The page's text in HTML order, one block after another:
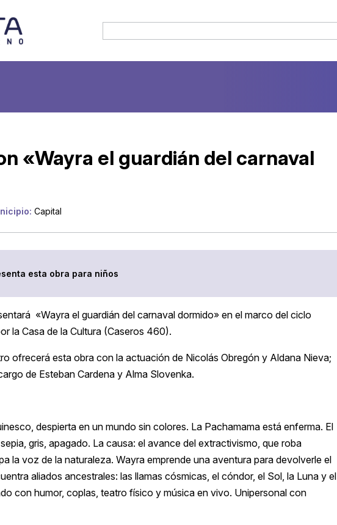
«Wayra el guardián del carnaval
Capital
esta obra para niños
«Wayra el guardián del carnaval dormido» en el marco del ciclo
la Casa de la Cultura (Caseros 460).
ofrecerá esta obra con la actuación de Nicolás Obregón y Aldana Nieva;
de Esteban Cardena y Alma Slovenka.
despierta en un mundo sin colores. La Pachamama está enferma. El
gris, apagado. La causa: el avance del extractivismo, que roba
la voz de la naturaleza. Wayra emprende una aventura para devolverle el
aliados ancestrales: las llamas cósmicas, el cóndor, el Sol, la Luna y el
con humor, coplas, teatro físico y música en vivo. Unipersonal con